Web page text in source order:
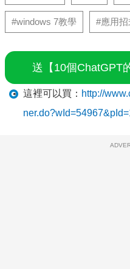
#windows 7教學 #應用招
送【10個ChatGPT
這裡可以買： http://